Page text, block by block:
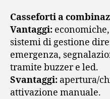
Casseforti a
Vantaggi:
sistemi di gestione
emergenza,
tramite buzzer e led.
Svantaggi: apertura/
attivazione manuale.